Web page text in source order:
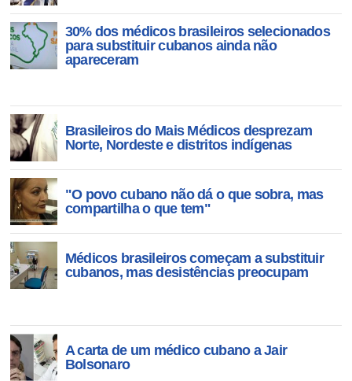
30% dos médicos brasileiros selecionados
para substituir cubanos ainda não
apareceram
Brasileiros do Mais Médicos desprezam
Norte, Nordeste e distritos indígenas
"O povo cubano não dá o que sobra, mas
compartilha o que tem"
Médicos brasileiros começam a substituir
cubanos, mas desistências preocupam
A carta de um médico cubano a Jair
Bolsonaro